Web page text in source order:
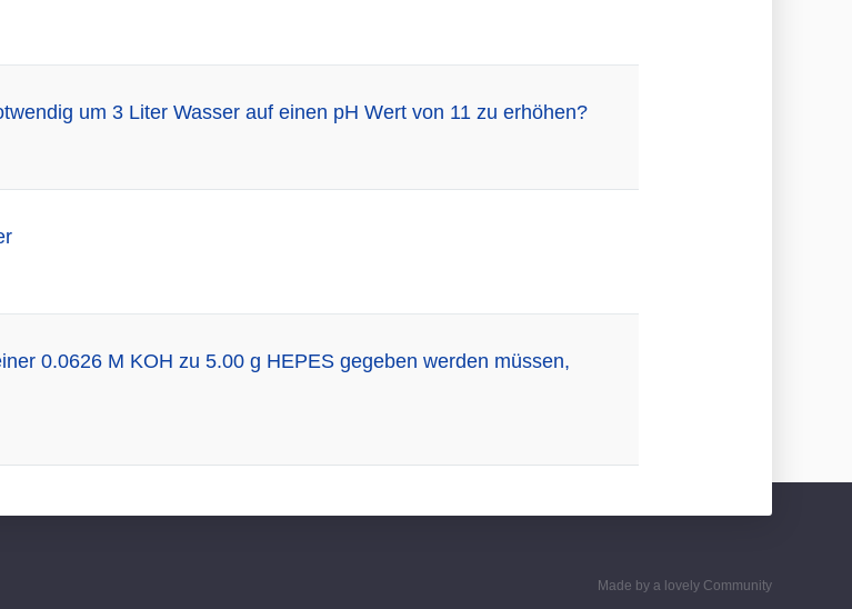
um 3 Liter Wasser auf einen pH Wert von 11 zu erhöhen?
0.0626 M KOH zu 5.00 g HEPES gegeben werden müssen,
Made by a lovely Community